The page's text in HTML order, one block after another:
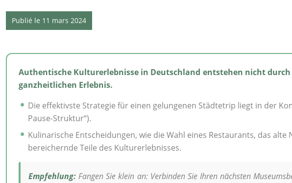
Publié le 11 mars 2024
Authentische Kulturerlebnisse in Deutschland entstehen nicht
ganzheitlichen Erlebnis.
Die effektivste Strategie für einen gelungenen Städtetrip liegt in der
Pause-Struktur“).
Kulinarische Entscheidungen, wie die Wahl eines Restaurants, das
bereichernde Teile des Kulturerlebnisses.
Empfehlung: Fangen Sie klein an: Verbinden Sie Ihren nächsten